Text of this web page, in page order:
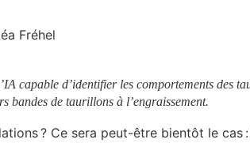
Fréhel
capable d’identifier les comportements des
bandes de taurillons à l’engraissement.
? Ce sera peut-être bientôt le cas :